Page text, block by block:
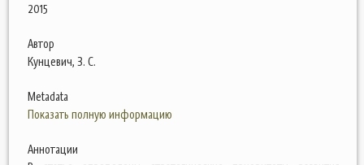
2015
Автор
Кунцевич, З. С.
Metadata
Показать полную информацию
Аннотации